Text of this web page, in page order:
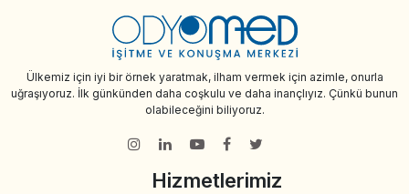
Ülkemiz için iyi bir örnek yaratmak, ilham vermek için azimle, onurla
uğraşıyoruz. İlk günkünden daha coşkulu ve daha inançlıyız. Çünkü bunun
olabileceğini biliyoruz.
Hizmetlerimiz